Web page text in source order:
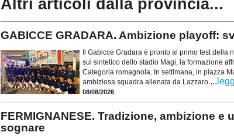
Altri articoli dalla provincia...
GABICCE GRADARA. Ambizione playoff:
Il Gabicce Gradara è pronto al primo test della
sul sintetico dello stadio Magi, la formazione
Categoria romagnola. In settimana, in piazza
ambiziosa squadra allenata da Lazzaro ...
08/08/2026
FERMIGNANESE. Tradizione, ambizione e
sognare